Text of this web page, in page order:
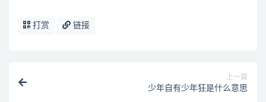
打赏 链接
上一篇
少年自有少年狂是什么意思